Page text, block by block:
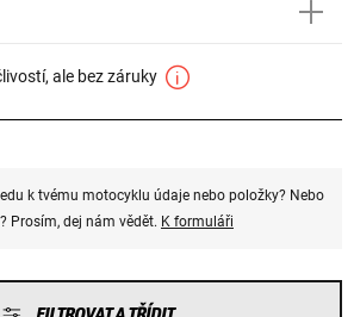
ale bez záruky
k tvému motocyklu údaje nebo položky? Nebo
Prosím, dej nám vědět. K formuláři